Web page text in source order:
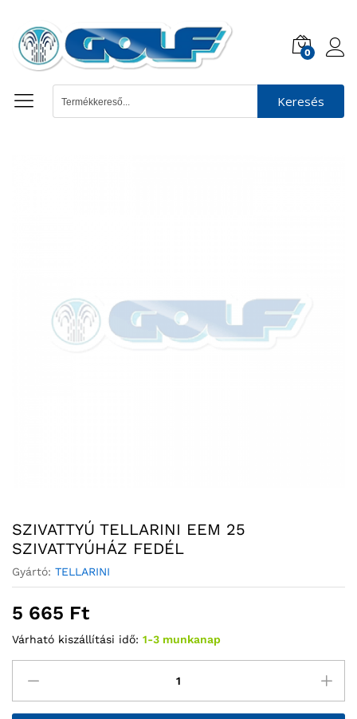
0
Keresés
SZIVATTYÚ TELLARINI EEM 25
SZIVATTYÚHÁZ FEDÉL
Gyártó: TELLARINI
5 665 Ft
Várható kiszállítási idő: 1-3 munkanap